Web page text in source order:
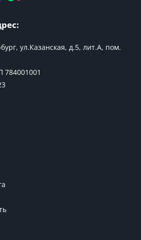
ул.Казанская, д.5, лит.А, пом.